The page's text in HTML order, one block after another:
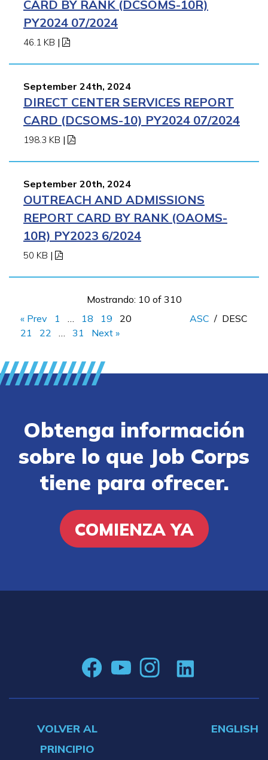
CARD BY RANK (DCSOMS-10R)
PY2024 07/2024
46.1 KB |
September 24th, 2024
DIRECT CENTER SERVICES REPORT
CARD (DCSOMS-10) PY2024 07/2024
198.3 KB |
September 20th, 2024
OUTREACH AND ADMISSIONS
REPORT CARD BY RANK (OAOMS-
10R) PY2023 6/2024
50 KB |
Mostrando: 10 of 310
« Prev
1 18 19
20
21
22 31 Next »
ASC / DESC
Obtenga información
sobre lo que Job Corps
tiene para ofrecer.
COMIENZA YA
VOLVER AL
PRINCIPIO
ENGLISH